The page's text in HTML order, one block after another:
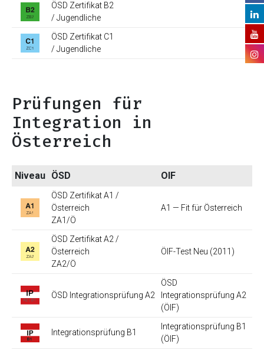
ÖSD Zertifikat B2
/ Jugendliche
ÖSD Zertifikat C1
/ Jugendliche
Prüfungen für
Integration in
Österreich
Niveau ÖSD OIF
ÖSD Zertifikat A1 /
Österreich
ZA1/Ö
A1 — Fit für Österreich
ÖSD Zertifikat A2 /
Österreich
ZA2/Ö
ÖIF-Test Neu (2011)
ÖSD Integrationsprüfung A2
ÖSD
Integrationsprüfung A2
(ÖIF)
Integrationsprüfung B1
Integrationsprüfung B1
(ÖIF)